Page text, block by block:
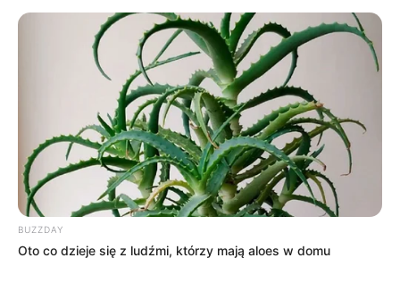
swiatksiazki.pl–41,33 zł
41,99 zł
41,99 zł
BUZZDAY
Oto co dzieje się z ludźmi, którzy mają aloes w domu